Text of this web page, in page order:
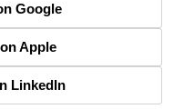
Google
Apple
LinkedIn